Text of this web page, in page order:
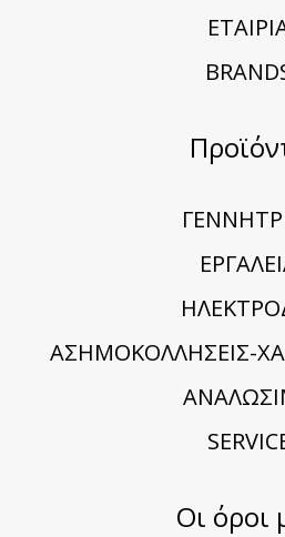
ΑΣΗΜΟΚΟΛΛΗΣΕΙΣ-
Οι όροι